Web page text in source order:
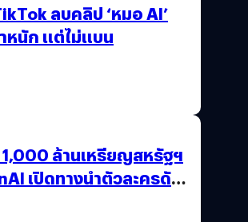
ลบคลิป ‘หมอ AI’
หนัก แต่ไม่แบน
ล้านเหรียญสหรัฐฯ
เปิดทางนำตัวละครดัง